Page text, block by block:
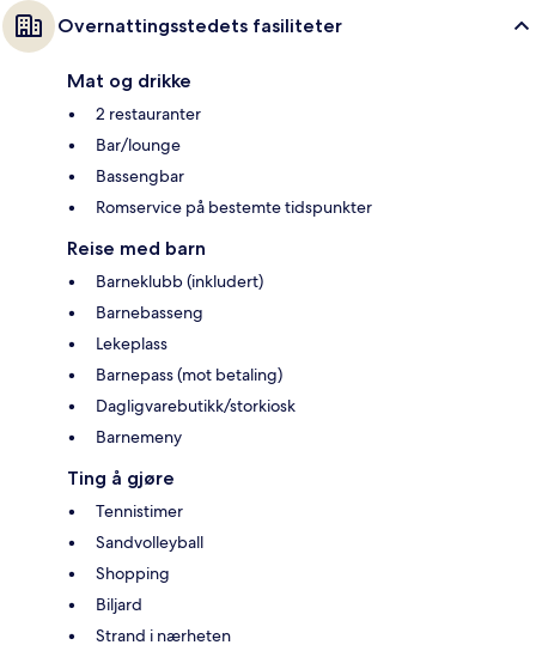
Overnattingsstedets fasiliteter
Mat og drikke
2 restauranter
Bar/lounge
Bassengbar
Romservice på bestemte tidspunkter
Reise med barn
Barneklubb (inkludert)
Barnebasseng
Lekeplass
Barnepass (mot betaling)
Dagligvarebutikk/storkiosk
Barnemeny
Ting å gjøre
Tennistimer
Sandvolleyball
Shopping
Biljard
Strand i nærheten